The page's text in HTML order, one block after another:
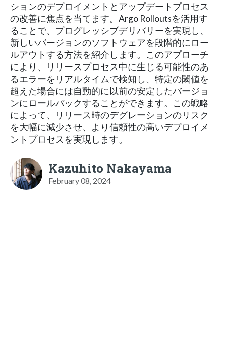
ションのデプロイメントとアップデートプロセス
の改善に焦点を当てます。Argo Rolloutsを活用す
ることで、プログレッシブデリバリーを実現し、
新しいバージョンのソフトウェアを段階的にロー
ルアウトする方法を紹介します。このアプローチ
により、リリースプロセス中に生じる可能性のあ
るエラーをリアルタイムで検知し、特定の閾値を
超えた場合には自動的に以前の安定したバージョ
ンにロールバックすることができます。この戦略
によって、リリース時のデグレーションのリスク
を大幅に減少させ、より信頼性の高いデプロイメ
ントプロセスを実現します。
Kazuhito Nakayama
February 08, 2024